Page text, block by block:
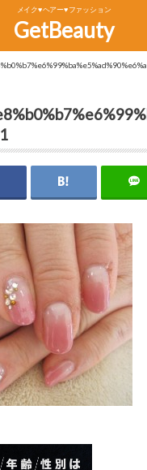
メイク♥ヘアー♥ファッション
GetBeauty